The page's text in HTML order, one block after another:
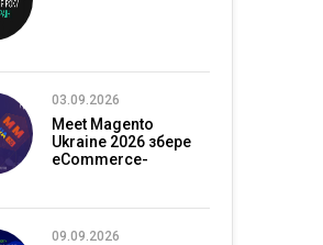
03.09.2026
Meet Magento
Ukraine 2026 збере
eCommerce-
09.09.2026